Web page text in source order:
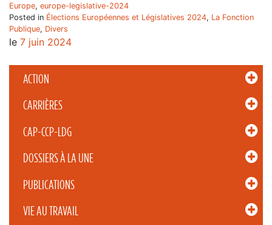
ACTION
CARRIÈRES
CAP-CCP-LDG
DOSSIERS À LA UNE
PUBLICATIONS
VIE AU TRAVAIL
Europe, europe-legislative-2024
Posted in Élections Européennes et Législatives 2024, La Fonction
Publique, Divers
le 7 juin 2024